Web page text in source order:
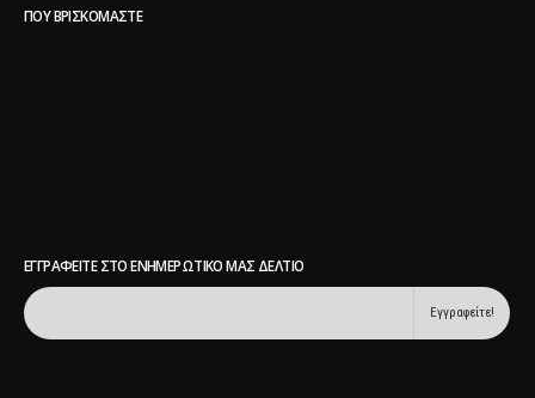
ΠΟΥ ΒΡΙΣΚΌΜΑΣΤΕ
ΕΓΓΡΑΦΕΊΤΕ ΣΤΟ ΕΝΗΜΕΡΩΤΙΚΌ ΜΑΣ ΔΕΛΤΊΟ